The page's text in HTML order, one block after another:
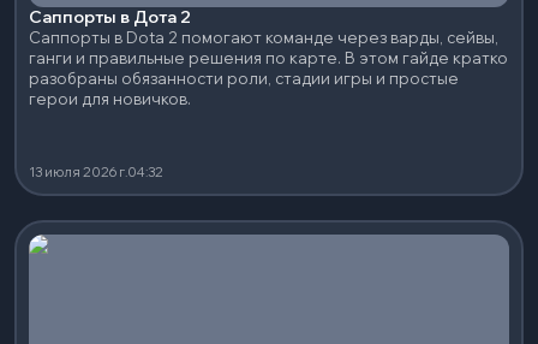
Саппорты в Дота 2
Саппорты в Dota 2 помогают команде через варды, сейвы,
ганги и правильные решения по карте. В этом гайде кратко
разобраны обязанности роли, стадии игры и простые
герои для новичков.
13 июля 2026 г.04:32